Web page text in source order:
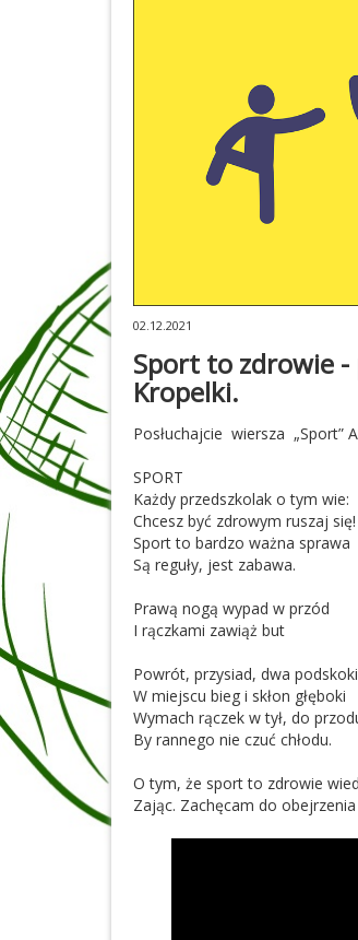
02.12.2021
Sport to zdrowie -
Kropelki.
Posłuchajcie wiersza „Sport”
SPORT
Każdy przedszkolak o tym wie:
Chcesz być zdrowym ruszaj się!
Sport to bardzo ważna sprawa
Są reguły, jest zabawa.
Prawą nogą wypad w przód
I rączkami zawiąż but
Powrót, przysiad, dwa podskoki
W miejscu bieg i skłon głęboki
Wymach rączek w tył, do
By rannego nie czuć chłodu.
O tym, że sport to zdrowie
Zając. Zachęcam do